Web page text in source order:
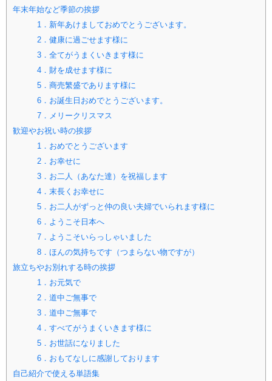
年末年始など季節の挨拶
1．新年あけましておめでとうございます。
2．健康に過ごせます様に
3．全てがうまくいきます様に
4．財を成せます様に
5．商売繁盛であります様に
6．お誕生日おめでとうございます。
7．メリークリスマス
歓迎やお祝い時の挨拶
1．おめでとうございます
2．お幸せに
3．お二人（あなた達）を祝福します
4．末長くお幸せに
5．お二人がずっと仲の良い夫婦でいられます様に
6．ようこそ日本へ
7．ようこそいらっしゃいました
8．ほんの気持ちです（つまらない物ですが）
旅立ちやお別れする時の挨拶
1．お元気で
2．道中ご無事で
3．道中ご無事で
4．すべてがうまくいきます様に
5．お世話になりました
6．おもてなしに感謝しております
自己紹介で使える単語集